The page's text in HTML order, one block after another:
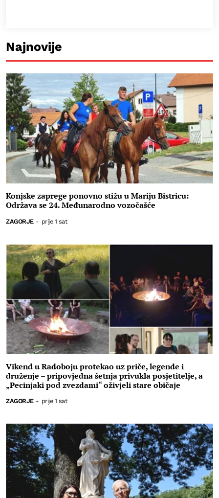
Najnovije
Konjske zaprege ponovno stižu u Mariju Bistricu:
Održava se 24. Međunarodno vozočašće
ZAGORJE - prije 1 sat
Vikend u Radoboju protekao uz priče, legende i
druženje – pripovjedna šetnja privukla posjetitelje, a
„Pecinjaki pod zvezdami“ oživjeli stare običaje
ZAGORJE - prije 1 sat